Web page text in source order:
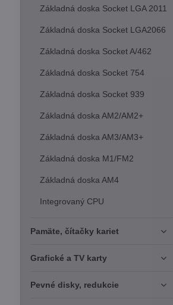
Základná doska Socket LGA 2011
Základná doska Socket LGA2066
Základná doska Socket A/462
Základná doska Socket 754
Základná doska Socket 939
Základná doska AM2/AM2+
Základná doska AM3/AM3+
Základná doska M1/FM2
Základná doska AM4
Integrovaný CPU
Pamäte, čítačky kariet
Grafické a TV karty
Pevné disky, redukcie